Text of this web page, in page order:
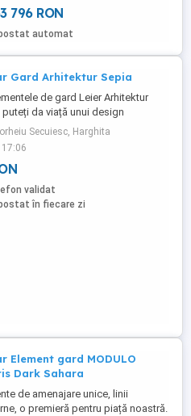
gandita pentru ...
796 RON
automat
Gard Arhitektur Sepia
de gard Leier Arhitektur
puteți da viață unui design
și personalizat pentru gardurile
din jurul casei dumneavoastră.
la îngheț-dezgheț și la
aceste elemente sunt perfecte
orice proiect de design exterior.
si pret: Boltar ...
Secuiesc, Harghita
17:06
validat
în fiecare zi
Element gard MODULO
Dark Sahara
de amenajare unice, linii
o premieră pentru piață noastră.